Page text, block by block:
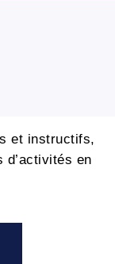
et instructifs,
d’activités en